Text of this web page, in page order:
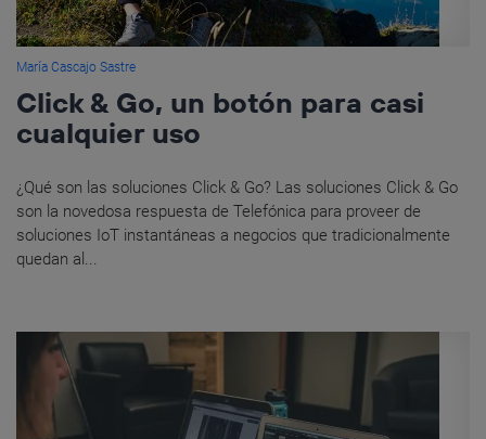
María Cascajo Sastre
Click & Go, un botón para casi
cualquier uso
¿Qué son las soluciones Click & Go? Las soluciones Click & Go
son la novedosa respuesta de Telefónica para proveer de
soluciones IoT instantáneas a negocios que tradicionalmente
quedan al...